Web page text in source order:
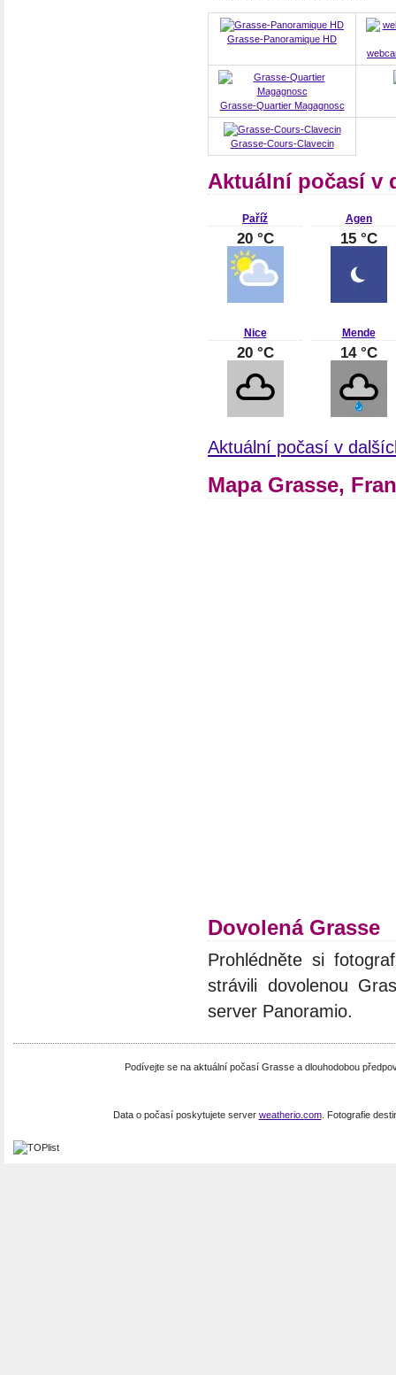
Grasse-Panoramique HD
Grasse-Quartier Magagnosc
Grasse-Cours-Clavecin
Aktuální počasí v
Paříž
20 °C
Agen
15 °C
Nice
20 °C
Mende
14 °C
Aktuální počasí v
Mapa Grasse,
Dovolená Grasse
Prohlédněte si
strávili dovolenou
server Panoramio.
Podívejte se na aktuální počasí Grasse a dlouhodobou
Data o počasí poskytujete server weatherio.com. Fotografie